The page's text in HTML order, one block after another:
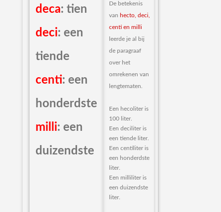
deca: tien
deci: een
tiende
centi: een
honderdste
milli: een
duizendste
De betekenis
van hecto, deci,
centi en milli
leerde je al bij
de paragraaf
over het
omrekenen van
lengtematen.
Een hecoliter is
100 liter.
Een deciliter is
een tiende liter.
Een centiliter is
een honderdste
liter.
Een milliliter is
een duizendste
liter.